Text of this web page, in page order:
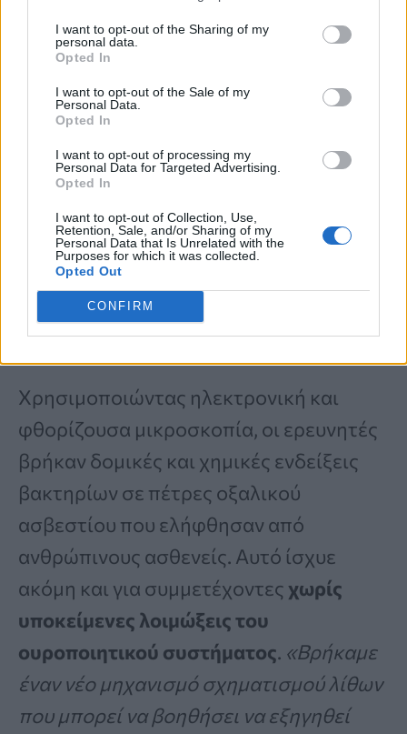
I want to opt-out of the Sharing of my
personal data.
Opted In
I want to opt-out of the Sale of my
Personal Data.
Opted In
I want to opt-out of processing my
Personal Data for Targeted Advertising.
Opted In
I want to opt-out of Collection, Use,
Retention, Sale, and/or Sharing of my
Personal Data that Is Unrelated with the
Purposes for which it was collected.
Opted Out
CONFIRM
των πετρών στα νεφρά»
. Τα ευρήματα
όπου οιπέτρες στα νεφρά
βακτηριακή λοίμωξη στα νεφρά
, στον
συμβάλλει στην υποτροπή.Αν αυτή η
λοίμωξη αντιμετωπιστεί
ενδεχομένως να υπάρξουν λιγότερες
πέτρες στο μέλλον.
Χρησιμοποιώντας ηλεκτρονική και
φθορίζουσα μικροσκοπία, οι ερευνητές
βρήκαν δομικές και χημικές ενδείξεις
βακτηρίων σε πέτρες οξαλικού
ασβεστίου που ελήφθησαν από
ανθρώπινους ασθενείς. Αυτό ίσχυε
ακόμη και για συμμετέχοντες χωρίς
υποκείμενες λοιμώξεις του
ουροποιητικού συστήματος. «Βρήκαμε
έναν νέο μηχανισμό σχηματισμού λίθων
που μπορεί να βοηθήσει να εξηγηθεί